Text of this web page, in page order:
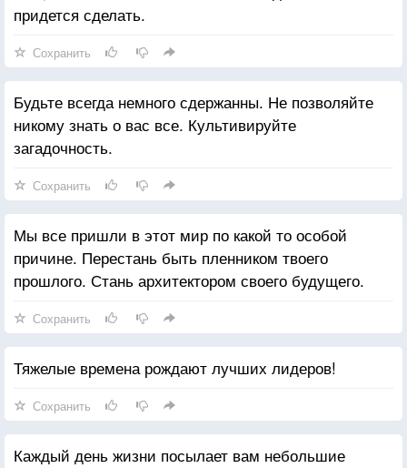
придется сделать.
Сохранить
Будьте всегда немного сдержанны. Не позволяйте
никому знать о вас все. Культивируйте
загадочность.
Сохранить
Мы все пришли в этот мир по какой то особой
причине. Перестань быть пленником твоего
прошлого. Стань архитектором своего будущего.
Сохранить
Тяжелые времена рождают лучших лидеров!
Сохранить
Каждый день жизни посылает вам небольшие